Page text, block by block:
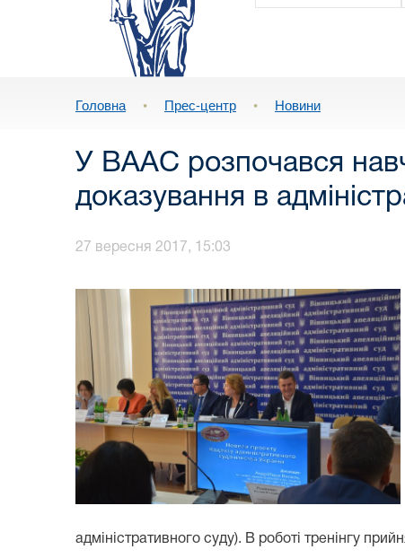
Головна • Прес-центр • Новини
У ВААС розпочався
доказування в
27 вересня 2017, 15:03
адміністративного суду). В роботі тренінгу